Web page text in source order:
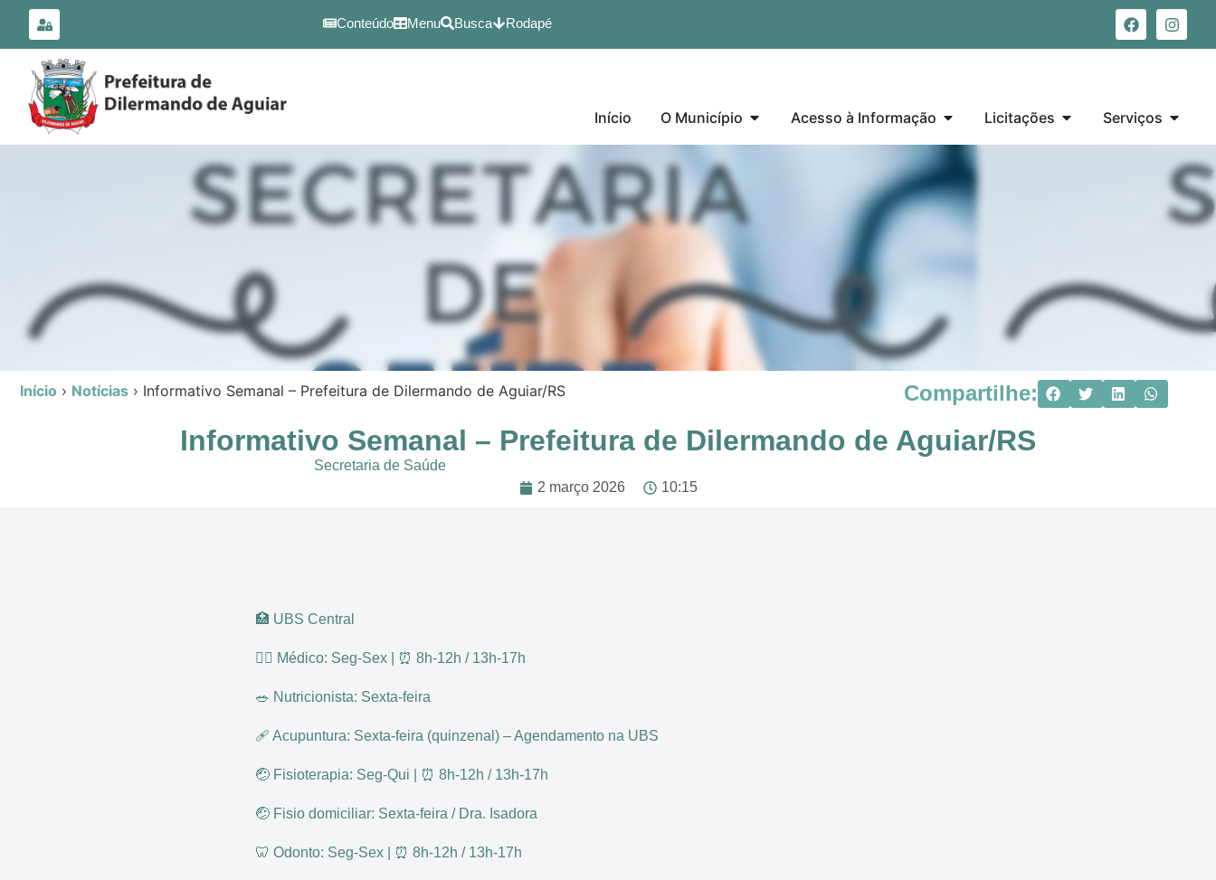
conteúdo
Conteúdo Menu Busca Rodapé
Início O Município Acesso à Informação Licitações Serviços
Início › Notícias › Informativo Semanal – Prefeitura de Dilermando de Aguiar/RS Compartilhe:
Informativo Semanal – Prefeitura de Dilermando de Aguiar/RS
Secretaria de Saúde
2 março 2026
10:15
🏥 UBS Central
👨‍⚕ Médico: Seg-Sex | ⏰ 8h-12h / 13h-17h
🥗 Nutricionista: Sexta-feira
🩹 Acupuntura: Sexta-feira (quinzenal) – Agendamento na UBS
🤕 Fisioterapia: Seg-Qui | ⏰ 8h-12h / 13h-17h
🤕 Fisio domiciliar: Sexta-feira / Dra. Isadora
🦷 Odonto: Seg-Sex | ⏰ 8h-12h / 13h-17h